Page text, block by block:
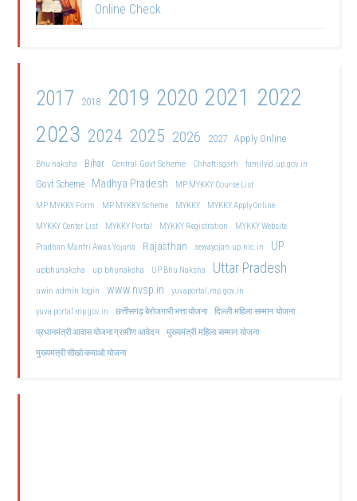
Online Check
2017 2018 2019 2020 2021 2022
2023 2024 2025 2026 2027 Apply Online
Bhu naksha Bihar Central Govt Scheme Chhattisgarh familyid.up.gov.in
Govt Scheme Madhya Pradesh
MP MYKKY Course List
MP MYKKY Form
MP MYKKY Scheme MYKKY
MYKKY Apply Online
MYKKY Center List
MYKKY Portal MYKKY Registration
MYKKY Website
Pradhan Mantri Awas Yojana
Rajasthan sewayojan.up.nic.in UP
upbhunaksha up bhunaksha UP Bhu Naksha Uttar Pradesh
uwin admin login www.nvsp.in
yuvaportal.mp.gov.in
yuva portal mp gov.in
छत्तीसगढ़ बेरोजगारी भत्ता योजना दिल्ली महिला सम्मान योजना
प्रधानमंत्री आवास योजना ग्रामीण आवेदन मुख्यमंत्री महिला सम्मान योजना
मुख्यमंत्री सीखो कमाओ योजना